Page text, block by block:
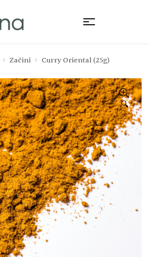
Začini Curry Oriental (25g)
🔍